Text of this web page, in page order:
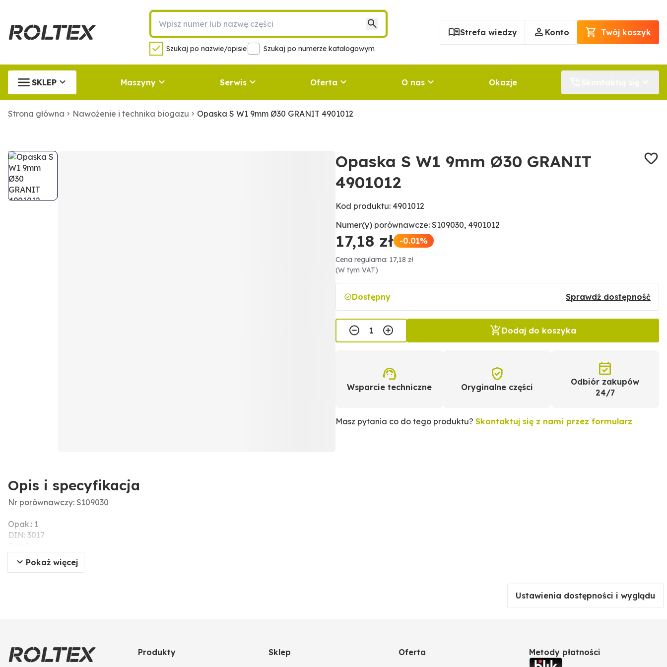
Szukaj po nazwie/opisie Szukaj po numerze katalogowym
Strefa wiedzy Konto Twój koszyk
SKLEP Maszyny Serwis Oferta O nas Okazje
Strona główna Nawożenie i technika biogazu Opaska S W1 9mm Ø30 GRANIT 4901012
Opaska S W1 9mm Ø30 GRANIT
4901012
Kod produktu: 4901012
Numer(y) porównawcze: S109030, 4901012
17,18 zł -0.01%
Cena regularna: 17,18 zł
(W tym VAT)
Dostępny Sprawdź dostępność
Dodaj do koszyka
Wsparcie techniczne Oryginalne części
Odbiór zakupów
24/7
Masz pytania co do tego produktu? Skontaktuj się z nami przez formularz
Opis i specyfikacja
Nr porównawczy: S109030
Opak.: 1
DIN: 3017
Jakość: W1
Materiał: stal ocynkowana
Pokaż więcej
Ustawienia dostępności i wyglądu
Produkty Sklep Oferta Metody płatności